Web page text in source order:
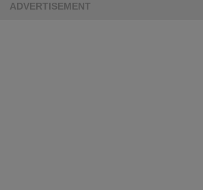
ADVERTISEMENT